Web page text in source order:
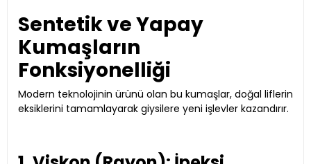
Sentetik ve Yapay
Kumaşların
Fonksiyonelliği
Modern teknolojinin ürünü olan bu kumaşlar, doğal liflerin
eksiklerini tamamlayarak giysilere yeni işlevler kazandırır.